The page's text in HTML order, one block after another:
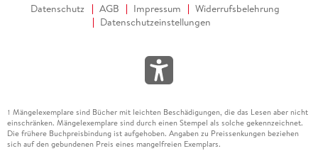
Datenschutz AGB Impressum
Widerrufsbelehrung
Datenschutzeinstellungen
1 Mängelexemplare sind Bücher mit leichten Beschädigungen, die das Lesen aber nicht
einschränken. Mängelexemplare sind durch einen Stempel als solche gekennzeichnet.
Die frühere Buchpreisbindung ist aufgehoben. Angaben zu Preissenkungen beziehen
sich auf den gebundenen Preis eines mangelfreien Exemplars.